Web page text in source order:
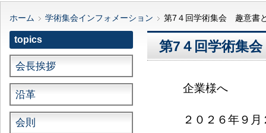
ホーム 学術集会インフォメーション 第7４回学術集会 趣意書
第7４回学術集
企業様へ
２０２６年９
topics
会長挨拶
沿革
会則